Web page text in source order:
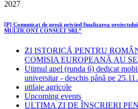
[P] Comunicat de presă privind finalizarea
MULTICONT CONSULT SRL”
ZI ISTORICĂ PENTRU
COMISIA EUROPEANĂ AU
Utimul apel (runda 6) dedicat
universitar - deschis până pe
utilaje agricole
Upcoming events
ULTIMA ZI DE ÎNSCRIERI